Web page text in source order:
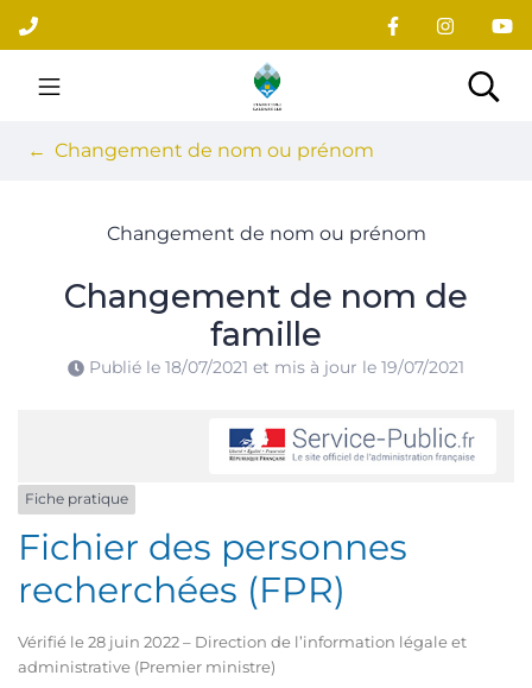
Aller
au
contenu
Site officiel du village
Changement de nom ou prénom
Changement de nom ou prénom
Changement de nom de
famille
Publié le 18/07/2021 et mis à jour le 19/07/2021
Fiche pratique
Fichier des personnes
recherchées (FPR)
Vérifié le 28 juin 2022 – Direction de l’information légale et
administrative (Premier ministre)